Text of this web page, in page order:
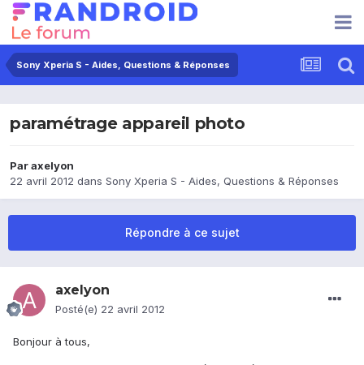
Sony Xperia S - Aides, Questions & Réponses
paramétrage appareil photo
Paraxelyon
22 avril 2012 dans Sony Xperia S - Aides, Questions & Réponses
Répondre à ce sujet
axelyon
Posté(e) 22 avril 2012
Bonjour à tous,